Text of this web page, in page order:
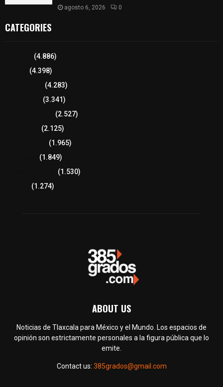
agosto 6, 2026 0
CATEGORIES
(4.886)
(4.398)
(4.283)
(3.341)
(2.527)
(2.125)
(1.965)
(1.849)
(1.530)
(1.274)
ABOUT US
Noticias de Tlaxcala para México y el Mundo. Los espacios de
opinión son estrictamente personales a la figura pública que lo
emite.
Contact us: 385grados@gmail.com